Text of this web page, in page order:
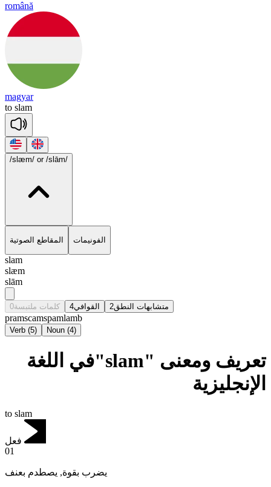
română
magyar
to slam
/slæm/ or /slām/
المقاطع الصوتية الفونيمات
slam
slæm
slām
كلمات ملتبسة0 القوافي4 متشابهات النطق2
pramscamspamlamb
Verb (5) Noun (4)
تعريف ومعنى "slam"في اللغة
الإنجليزية
to slam
فعل
01
يضرب بقوة, يصطدم بعنف